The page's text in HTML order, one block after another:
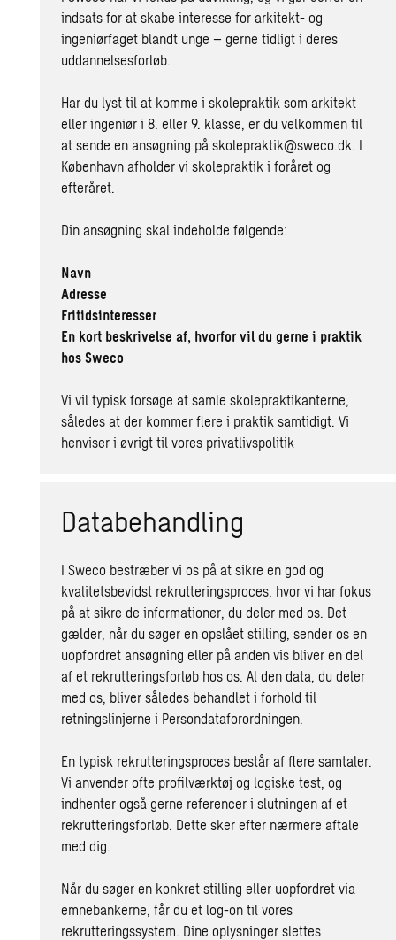
indsats for at skabe interesse for arkitekt- og
ingeniørfaget blandt unge – gerne tidligt i deres
uddannelsesforløb.
Har du lyst til at komme i skolepraktik som arkitekt
eller ingeniør i 8. eller 9. klasse, er du velkommen til
at sende en ansøgning påskolepraktik@sweco.dk. I
København afholder vi skolepraktik i foråret og
efteråret.
Din ansøgning skal indeholde følgende:
Navn
Adresse
Fritidsinteresser
En kort beskrivelse af, hvorfor vil du gerne i praktik
hos Sweco
Vi vil typisk forsøge at samle skolepraktikanterne,
således at der kommer flere i praktik samtidigt. Vi
henviser i øvrigt til vores privatlivspolitik
Databehandling
I Sweco bestræber vi os på at sikre en god og
kvalitetsbevidst rekrutteringsproces, hvor vi har fokus
på at sikre de informationer, du deler med os. Det
gælder, når du søger en opslået stilling, sender os en
uopfordret ansøgning eller på anden vis bliver en del
af et rekrutteringsforløb hos os. Al den data, du deler
med os, bliver således behandlet i forhold til
retningslinjerne i Persondataforordningen.
En typisk rekrutteringsproces består af flere samtaler.
Vi anvender ofte profilværktøj og logiske test, og
indhenter også gerne referencer i slutningen af et
rekrutteringsforløb. Dette sker efter nærmere aftale
med dig.
Når du søger en konkret stilling eller uopfordret via
emnebankerne, får du et log-on til vores
rekrutteringssystem. Dine oplysninger slettes